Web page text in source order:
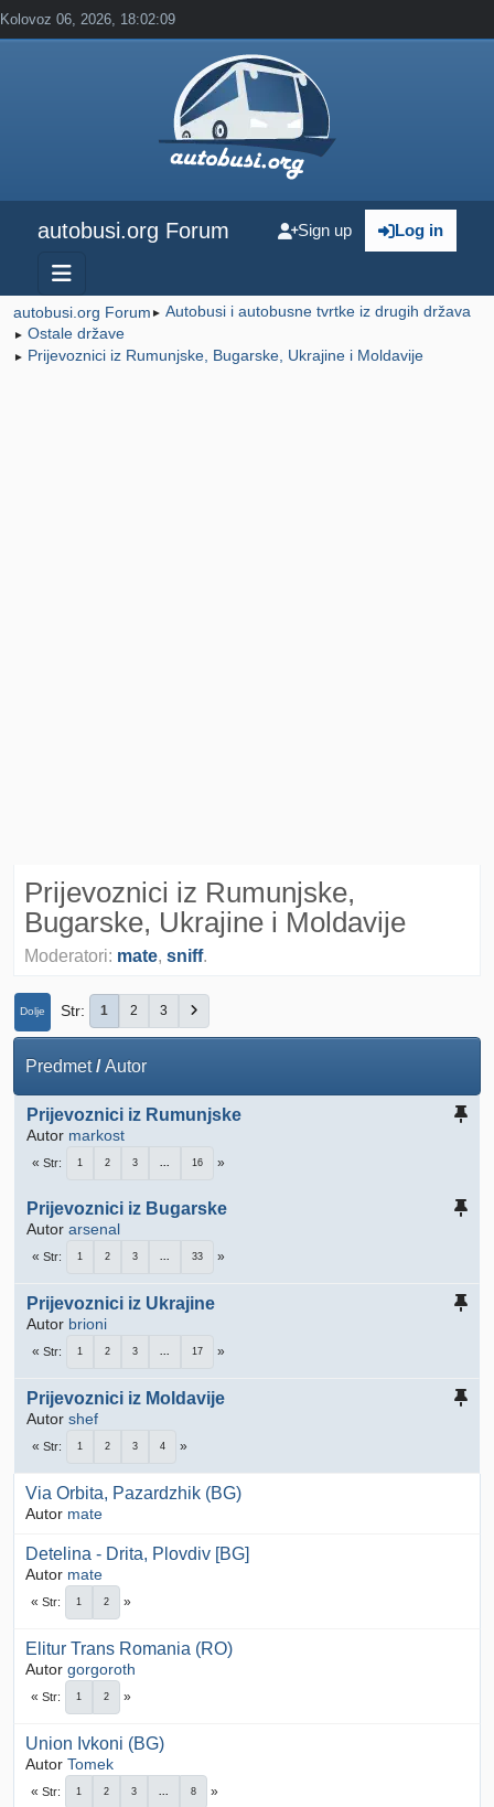
Kolovoz 06, 2026, 18:02:09
autobusi.org Forum Log in
Sign up
autobusi.org Forum ► Autobusi i autobusne tvrtke iz drugih država
► Ostale države
► Prijevoznici iz Rumunjske, Bugarske, Ukrajine i Moldavije
Prijevoznici iz Rumunjske,
Bugarske, Ukrajine i Moldavije
Moderatori: mate, sniff.
Dolje Str 1 2 3
Predmet/Autor
Prijevoznici iz Rumunjske
Autor markost
Str 1 2 3 ... 16
Prijevoznici iz Bugarske
Autor arsenal
Str 1 2 3 ... 33
Prijevoznici iz Ukrajine
Autor brioni
Str 1 2 3 ... 17
Prijevoznici iz Moldavije
Autor shef
Str 1 2 3 4
Via Orbita, Pazardzhik (BG)
Autor mate
Detelina - Drita, Plovdiv [BG]
Autor mate
Str 1 2
Elitur Trans Romania (RO)
Autor gorgoroth
Str 1 2
Union Ivkoni (BG)
Autor Tomek
Str 1 2 3 ... 8